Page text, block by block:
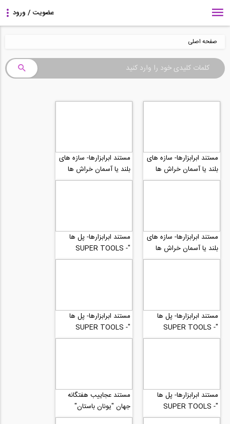
صفحه اصلی
مستند ابرابزارها- سازه های
بلند یا آسمان خراش ها
"SUPER TOOLS -...
مستند ابرابزارها- سازه های
بلند یا آسمان خراش ها
"SUPER TOOLS -...
مستند ابرابزارها- سازه های
بلند یا آسمان خراش ها
"SUPER TOOLS -...
مستند ابرابزارها- پل ها
"SUPER TOOLS -
BRIDGES" بخش 4
مستند ابرابزارها- پل ها
"SUPER TOOLS -
BRIDGES" بخش 3
مستند ابرابزارها- پل ها
"SUPER TOOLS -
BRIDGES" بخش 2
مستند ابرابزارها- پل ها
"SUPER TOOLS -
BRIDGES" بخش 1
مستند عجاییب هفتگانه
جهان "یونان باستان"
Seven Wonders of